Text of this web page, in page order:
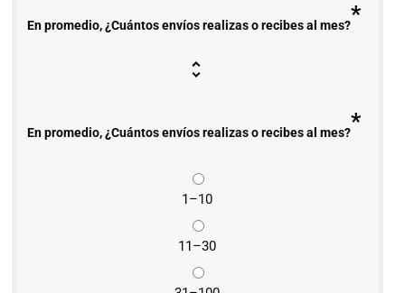
En promedio, ¿Cuántos envíos realizas o recibes al mes?*
En promedio, ¿Cuántos envíos realizas o recibes al mes?*
1–10
11–30